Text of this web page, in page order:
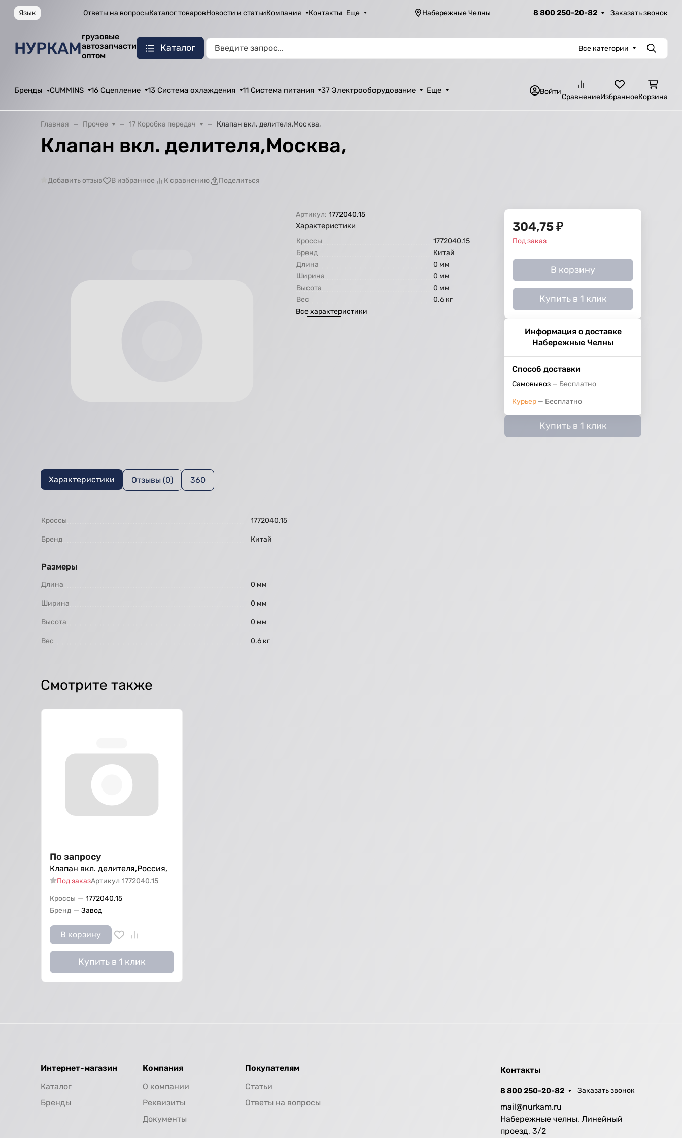
Язык Ответы на вопросыКаталог товаровНовости и статьиКомпания Контакты Еще Набережные Челны 8 800 250-20-82 Заказать звонок
НУРКАМ
грузовые
автозапчасти
оптом
Каталог Все категории Поиск
Бренды CUMMINS 16 Сцепление 13 Система охлаждения 11 Система питания 37 Электрооборудование Еще Войти
СравнениеИзбранноеКорзина
Главная Прочее 17 Коробка передач Клапан вкл. делителя,Москва,
Клапан вкл. делителя,Москва,
Добавить отзыв В избранное К сравнению Поделиться
Артикул: 1772040.15
Характеристики
Кроссы
1772040.15
Бренд
Китай
Длина
0 мм
Ширина
0 мм
Высота
0 мм
Вес
0.6 кг
Все характеристики
304,75₽
Под заказ
В корзину
Купить в 1 клик
Информация о доставке
Набережные Челны
Способ доставки
Самовывоз Бесплатно
Курьер Бесплатно
Купить в 1 клик
Характеристики Отзывы (0) 360
Кроссы 1772040.15
Бренд Китай
Размеры
Длина 0 мм
Ширина 0 мм
Высота 0 мм
Вес 0.6 кг
Смотрите также
По запросу
Клапан вкл. делителя,Россия,
Под заказАртикул 1772040.15
Кроссы — 1772040.15
Бренд — Завод
В корзину
Купить в 1 клик
Интернет-магазин
Каталог
Бренды
Компания
О компании
Реквизиты
Документы
Покупателям
Статьи
Ответы на вопросы
Контакты
8 800 250-20-82 Заказать звонок
mail@nurkam.ru
Набережные челны, Линейный
проезд, 3/2